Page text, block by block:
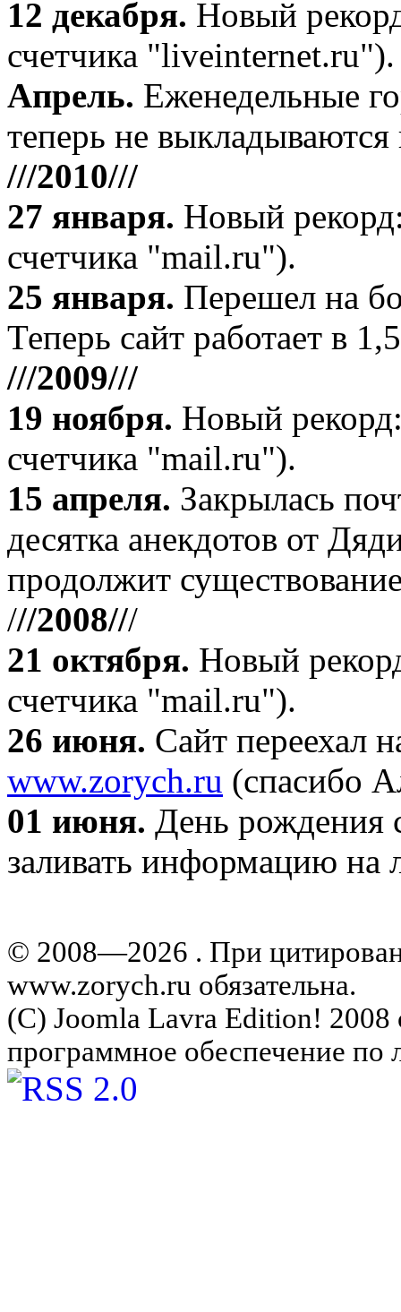
12 декабря. Новый
счетчика "liveinternet.ru").
Апрель. Еженедельные
теперь не выкладываются
///2010///
27 января. Новый
счетчика "mail.ru").
25 января. Перешел на
Теперь сайт работает в
///2009///
19 ноября. Новый
счетчика "mail.ru").
15 апреля. Закрылась
десятка анекдотов от
продолжит
///2008///
21 октября. Новый
счетчика "mail.ru").
26 июня. Сайт переехал
www.zorych.ru (спасибо
01 июня. День рождения
заливать информацию на
© 2008—2026 . При
www.zorych.ru обязательна.
(C) Joomla Lavra Edition! 2008
программное обеспечение по